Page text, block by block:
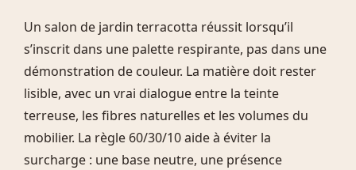
Un salon de jardin terracotta réussit lorsqu’il
s’inscrit dans une palette respirante, pas dans une
démonstration de couleur. La matière doit rester
lisible, avec un vrai dialogue entre la teinte
terreuse, les fibres naturelles et les volumes du
mobilier. La règle 60/30/10 aide à éviter la
surcharge : une base neutre, une présence